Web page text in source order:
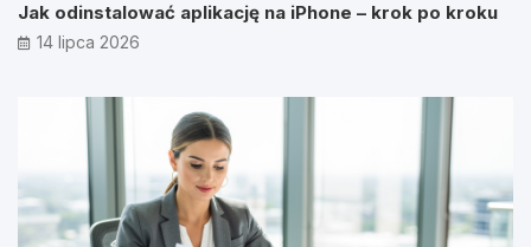
Jak odinstalować aplikację na iPhone – krok po kroku
14 lipca 2026